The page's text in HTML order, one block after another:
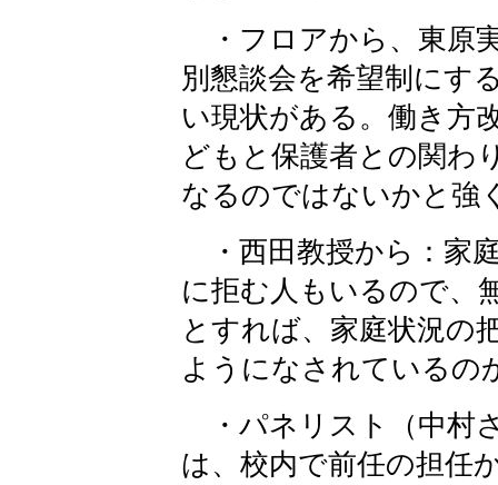
・フロアから、東原
別懇談会を希望制にす
い現状がある。働き方
どもと保護者との関わ
なるのではないかと強
・西田教授から：家
に拒む人もいるので、
とすれば、家庭状況の
ようになされているの
・パネリスト（中村
は、校内で前任の担任